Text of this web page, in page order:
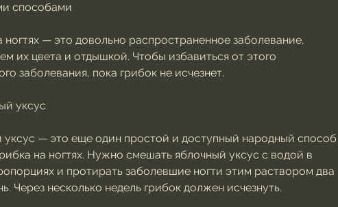
способами
ногтях — это довольно распространенное заболевание,
их цвета и отдышкой. Чтобы избавиться от этого
заболевания, пока грибок не исчезнет.
уксус
уксус — это еще один простой и доступный народный способ
на ногтях. Нужно смешать яблочный уксус с водой в
и протирать заболевшие ногти этим раствором два
Через несколько недель грибок должен исчезнуть.